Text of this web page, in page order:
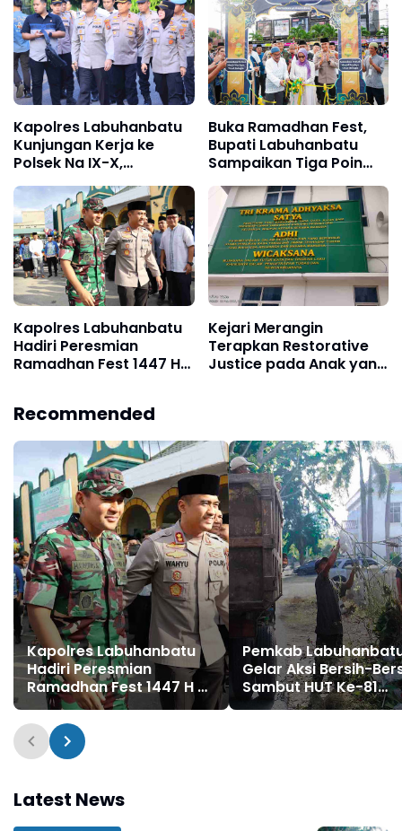
IX-X
Kapolres Labuhanbatu
Kunjungan Kerja ke
Polsek Na IX-X,
Tekankan Disiplin dan
Pelayanan Prima
Buka Ramadhan Fest,
Bupati Labuhanbatu
Sampaikan Tiga Poin
Penting
Kapolres Labuhanbatu
Hadiri Peresmian
Ramadhan Fest 1447 H
Kejari Merangin
Terapkan Restorative
Justice pada Anak yang
Recommended
Kapolres Labuhanbatu
Hadiri Peresmian
Ramadhan Fest 1447 H di
Masjid Agung
Rantauprapat
Pemkab
Gelar Aksi Bersih-
Sambut HUT Ke-81
Kemerdekaan RI
Latest News